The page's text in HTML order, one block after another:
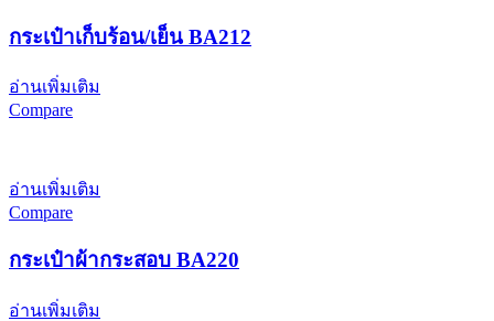
กระเป๋าเก็บร้อน/เย็น BA212
อ่านเพิ่มเติม
Compare
อ่านเพิ่มเติม
Compare
กระเป๋าผ้ากระสอบ BA220
อ่านเพิ่มเติม